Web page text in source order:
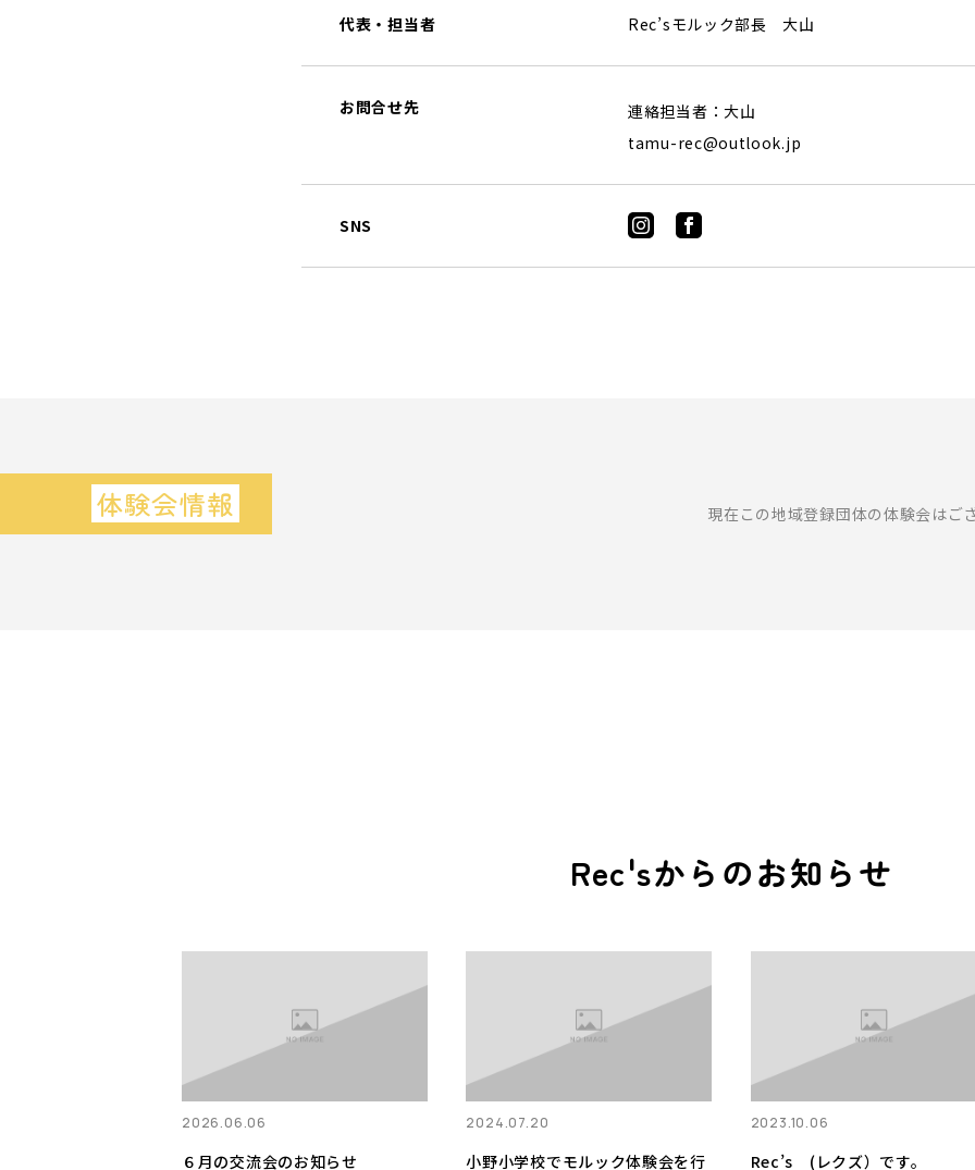
代表・担当者 Rec’sモルック部長 大山
お問合せ先
連絡担当者：大山
tamu-rec@outlook.jp
SNS
体験会情報 現在この地域登録団体の体験会はご
Rec'sからのお知らせ
2026.06.06
６月の交流会のお知らせ
2024.07.20
小野小学校でモルック体験会を行
2023.10.06
Rec’s (レクズ）です。